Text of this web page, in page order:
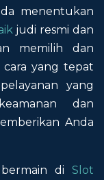
menentukan
judi resmi dan
memilih dan
yang tepat
yang
dan
Anda
bermain diSlot